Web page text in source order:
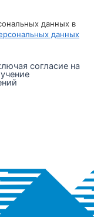
данных в
данных
согласие на